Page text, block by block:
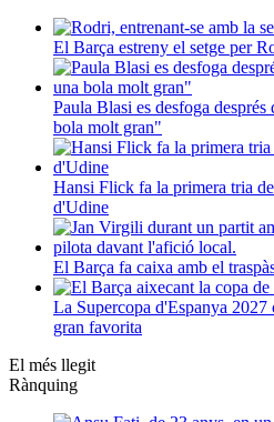
El Barça estreny el setge per
Paula Blasi es desfoga
bola molt gran"
Hansi Flick fa la primera tria
d'Udine
El Barça fa caixa amb el
La Supercopa d'Espanya 2027
gran favorita
El més llegit
Rànquing